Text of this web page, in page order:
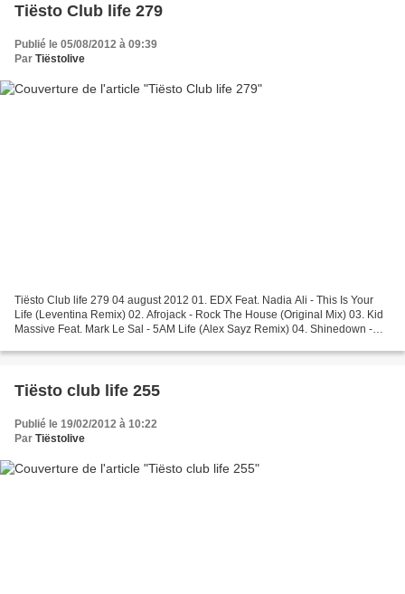
Tiësto Club life 279
Publié le 05/08/2012 à 09:39
Par Tiëstolive
Tiësto Club life 279 04 august 2012 01. EDX Feat. Nadia Ali - This Is Your
Life (Leventina Remix) 02. Afrojack - Rock The House (Original Mix) 03. Kid
Massive Feat. Mark Le Sal - 5AM Life (Alex Sayz Remix) 04. Shinedown -
Tiësto club life 255
Publié le 19/02/2012 à 10:22
Par Tiëstolive